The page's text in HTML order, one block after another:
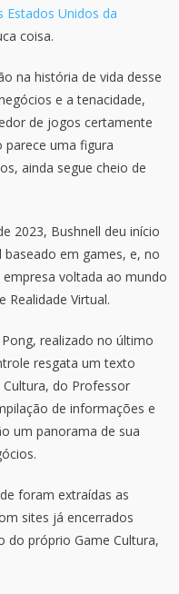
Estados Unidos da
coisa.
na história de vida desse
e a tenacidade,
de jogos certamente
uma figura
ainda segue cheio de
2023, Bushnell deu início
em games, e, no
empresa voltada ao mundo
Virtual.
realizado no último
resgata um texto
do Professor
de informações e
um panorama de sua
foram extraídas as
sites já encerrados
do próprio Game Cultura,